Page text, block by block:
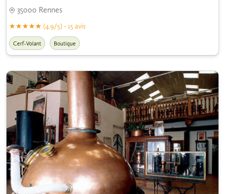
35000 Rennes
(4.9/5) - 15 avis
Cerf-Volant Boutique